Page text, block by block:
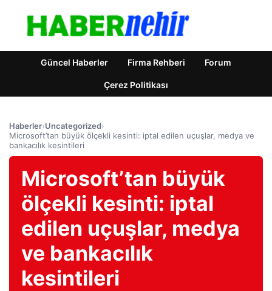
Güncel Haberler Firma Rehberi Forum
Çerez Politikası
Haberler›Uncategorized›
Microsoft’tan büyük ölçekli kesinti: iptal edilen uçuşlar, medya ve
bankacılık kesintileri
Microsoft’tan büyük
ölçekli kesinti: iptal
edilen uçuşlar, medya
ve bankacılık
kesintileri